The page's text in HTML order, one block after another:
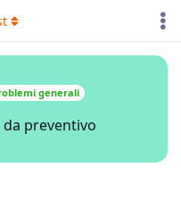
generali
preventivo